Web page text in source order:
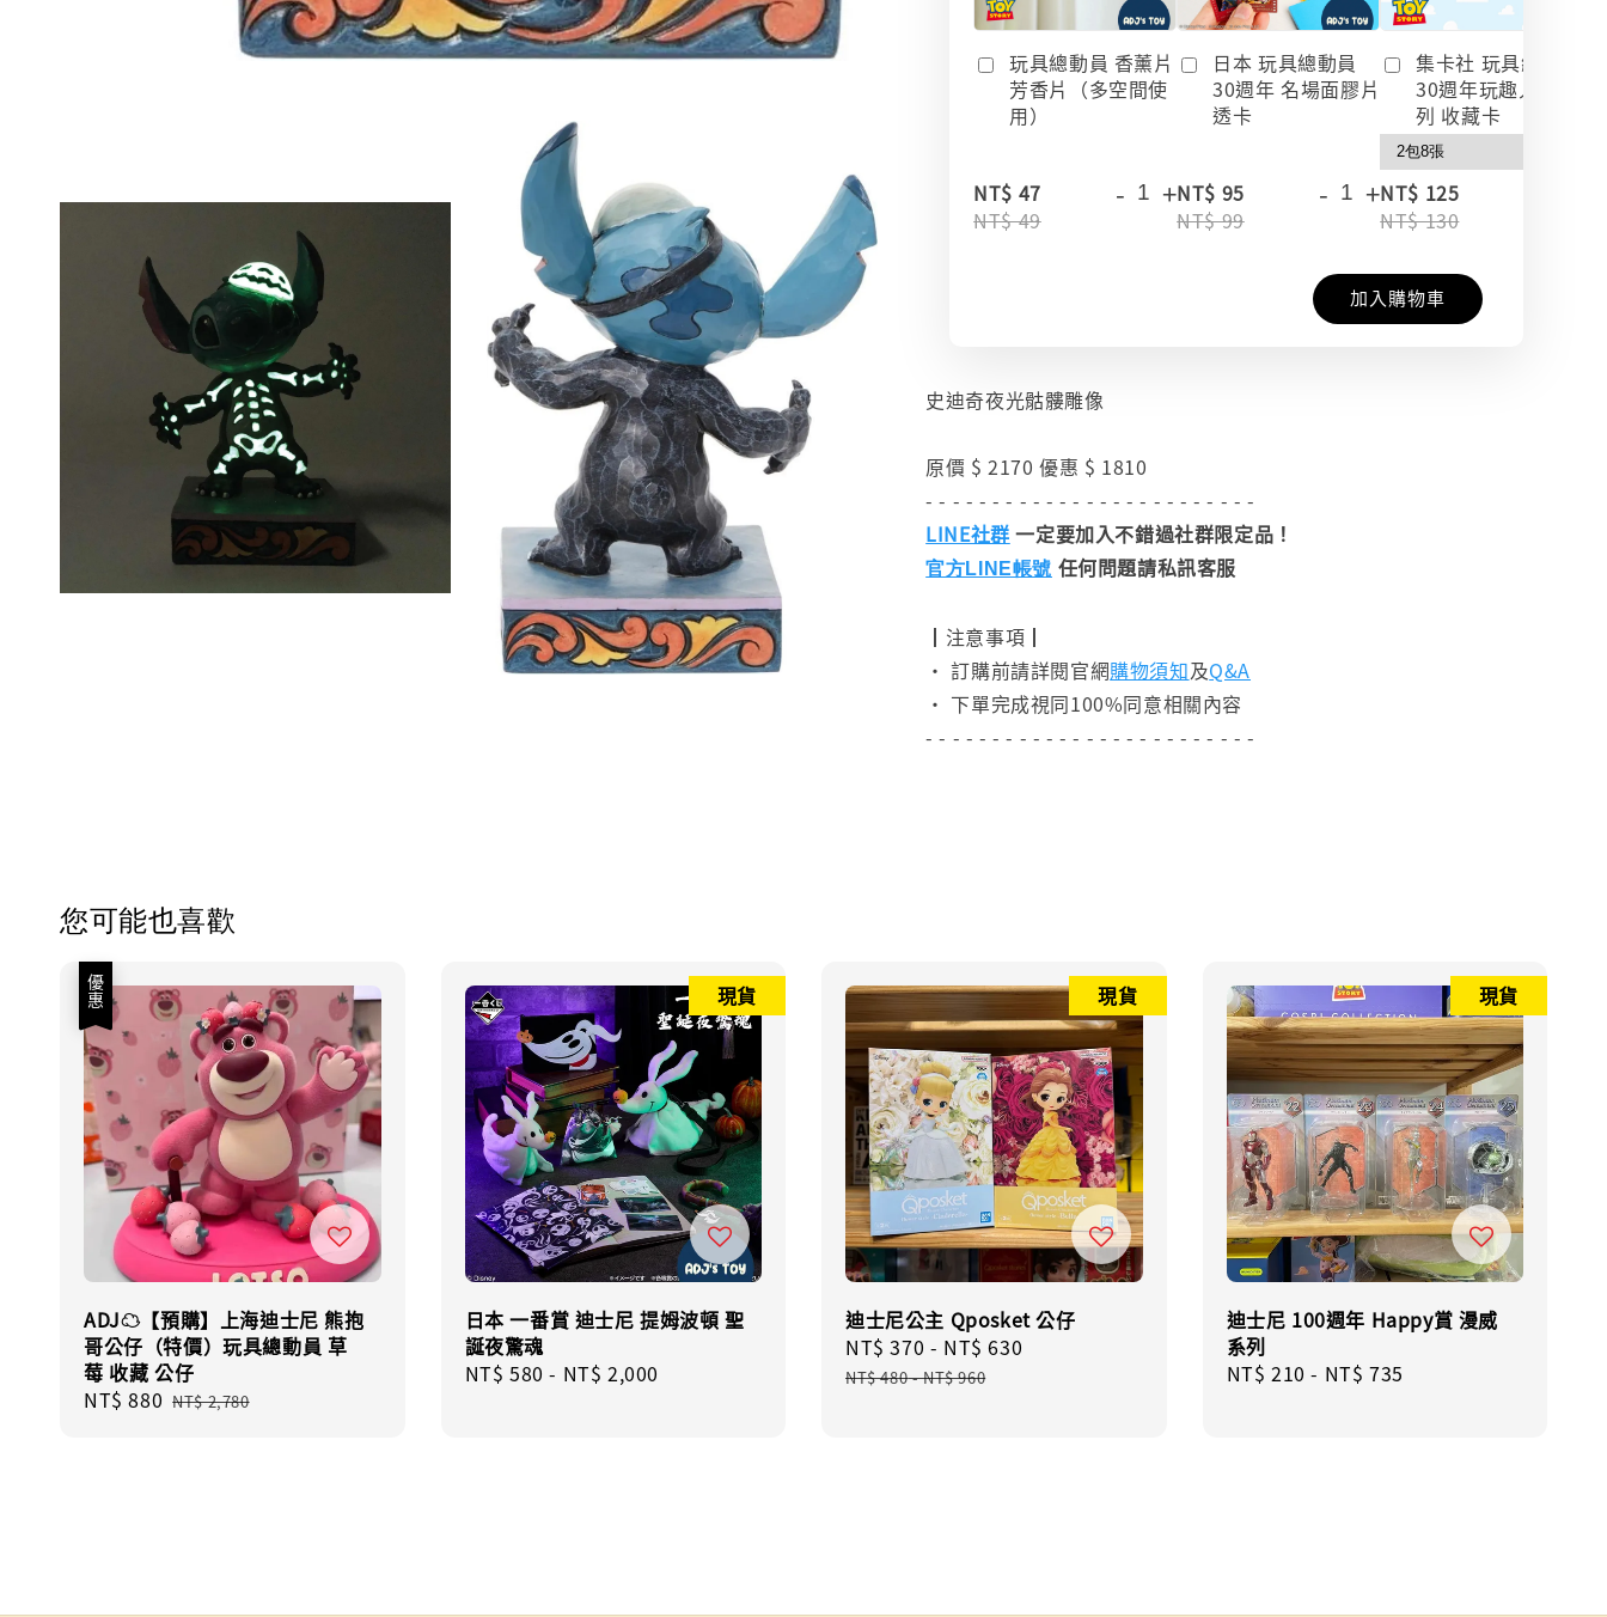
玩具總動員 香薰片
芳香片（多空間使
用）
NT$ 47
NT$ 49
- +
日本 玩具總動員
30週年 名場面膠片
透卡
NT$ 95
NT$ 99
- +
集卡社 玩具總動員
30週年玩趣人生系
列 收藏卡
NT$ 125
NT$ 130
加入購物車
史迪奇夜光骷髏雕像
原價 $ 2170 優惠 $ 1810
- - - - - - - - - - - - - - - - - - - - - - - - -
LINE社群 一定要加入不錯過社群限定品！
官方LINE帳號 任何問題請私訊客服
┃注意事項┃
• 訂購前請詳閱官網購物須知及Q&A
• 下單完成視同100%同意相關內容
- - - - - - - - - - - - - - - - - - - - - - - - -
您可能也喜歡
優惠
ADJ☁️【預購】上海迪士尼 熊抱
哥公仔（特價）玩具總動員 草
莓 收藏 公仔
Sale
NT$ 880 Regular
NT$ 2,780
現貨
日本 一番賞 迪士尼 提姆波頓 聖
誕夜驚魂
Regular
NT$ 580 - NT$ 2,000
現貨
迪士尼公主 Qposket 公仔
Sale
price
NT$ 370 - NT$ 630
NT$ 480-NT$ 960
現貨
迪士尼 100週年 Happy賞 漫威
系列
Regular
NT$ 210 - NT$ 735